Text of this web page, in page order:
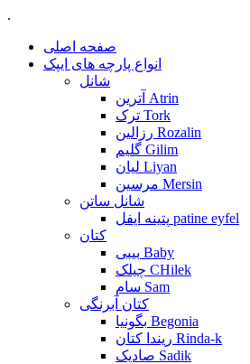
.
صفحه اصلی
انواع پارچه های ایپک
شانل
آترین Atrin
ترک Tork
رزالین Rozalin
گلیم Gilim
لیان Liyan
مرسین Mersin
شانل ساتن
پتینه ایفل patine eyfel
کتان
بیبی Baby
چیلک CHilek
سام Sam
کتان آبرنگی
بگونیا Begonia
ریندا کتان Rinda-k
صادیک Sadik